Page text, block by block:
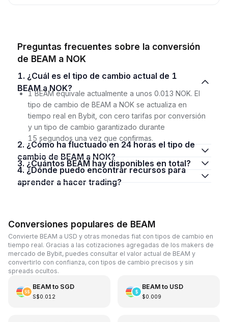
Preguntas frecuentes sobre la conversión
de BEAM a NOK
1. ¿Cuál es el tipo de cambio actual de 1
BEAM a NOK?
1 BEAM equivale actualmente a unos 0.013 NOK. El
tipo de cambio de BEAM a NOK se actualiza en
tiempo real en Bybit, con cero tarifas por conversión
y un tipo de cambio garantizado durante
15 segundos una vez que confirmas.
2. ¿Cómo ha fluctuado en 24 horas el tipo de
cambio de BEAM a NOK?
3. ¿Cuántos BEAM hay disponibles en total?
4. ¿Dónde puedo encontrar recursos para
aprender a hacer trading?
Conversiones populares de BEAM
Convierte BEAM a USD y otras monedas fiat con tipos de cambio en
tiempo real. Gracias a las cotizaciones agregadas de los makers de
mercado de Bybit, puedes consultar el valor actual de BEAM y
convertirlo con confianza, con tipos de cambio precisos y sin
spreads ocultos.
BEAMto SGD
S$0.012
BEAMto USD
$0.009